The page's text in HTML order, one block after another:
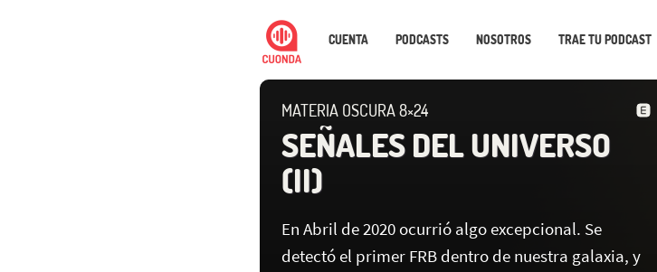
CUENTA PODCASTS NOSOTROS TRAE TU PODCAST
MATERIA OSCURA 8×24
SEÑALES DEL UNIVERSO
(II)
En Abril de 2020 ocurrió algo excepcional. Se
detectó el primer FRB dentro de nuestra galaxia, y